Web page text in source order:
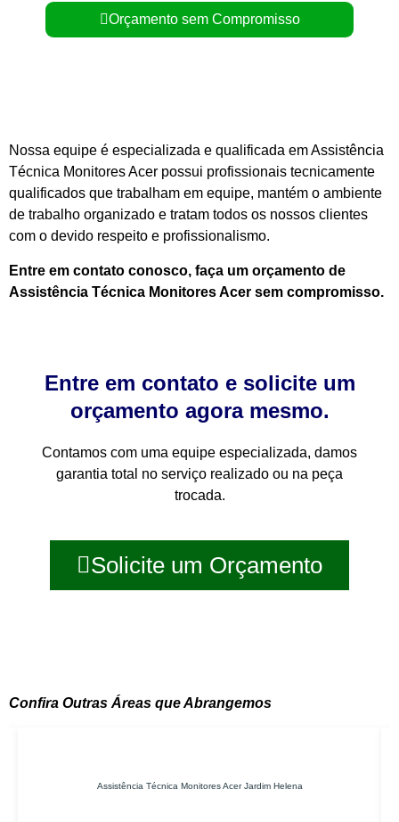
Orçamento sem Compromisso
Nossa equipe é especializada e qualificada em Assistência
Técnica Monitores Acer possui profissionais tecnicamente
qualificados que trabalham em equipe, mantém o ambiente
de trabalho organizado e tratam todos os nossos clientes
com o devido respeito e profissionalismo.
Entre em contato conosco, faça um orçamento de
Assistência Técnica Monitores Acer sem compromisso.
Entre em contato e solicite um
orçamento agora mesmo.
Contamos com uma equipe especializada, damos
garantia total no serviço realizado ou na peça
trocada.
Solicite um Orçamento
Confira Outras Áreas que Abrangemos
Assistência Técnica Monitores Acer Jardim Helena